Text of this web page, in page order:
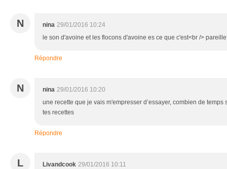
N nina 29/01/2016 10:24
le son d'avoine et les flocons d'avoine es ce que c'est<br />
Répondre
N nina 29/01/2016 10:20
une recette que je vais m'empresser d’essayer, combien de
tes recettes
Répondre
L Livandcook 29/01/2016 10:11